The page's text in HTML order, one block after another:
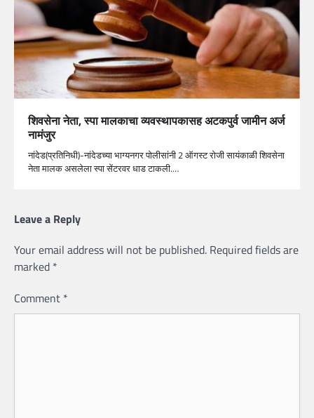
शिवसेना नेता, स्पा मालकाचा व्यवस्थापकासह अटकपुर्व जामीन अर्ज
नामंजुर
नांदेड(प्रतिनिधी)-नांदेडच्या भाग्यनगर पोलीसांनी 2 ऑगस्ट रोजी सायंकाळी शिवसेना
नेता मालक असलेला स्पा सेंटरवर धाड टाकली.…
Leave a Reply
Your email address will not be published. Required fields are
marked *
Comment *